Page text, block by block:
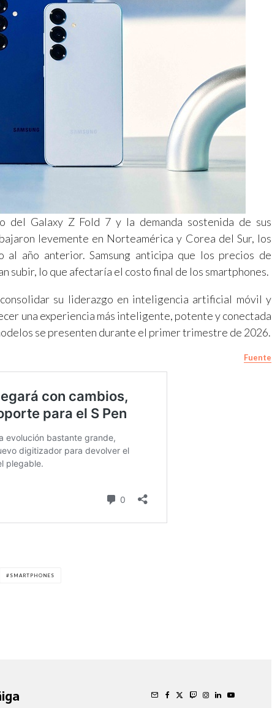
del Galaxy Z Fold 7 y la demanda sostenida de sus
levemente en Norteamérica y Corea del Sur, los
al año anterior. Samsung anticipa que los precios de
subir, lo que afectaría el costo final de los smartphones.
consolidar su liderazgo en inteligencia artificial móvil y
una experiencia más inteligente, potente y conectada
se presenten durante el primer trimestre de 2026.
Fuente
SMARTPHONES